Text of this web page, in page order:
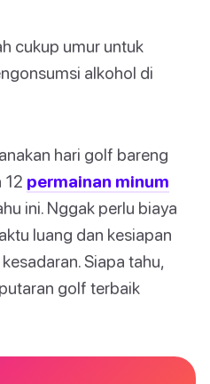
cukup umur untuk
alkohol di
hari golf bareng
12 permainan minum
ini. Nggak perlu biaya
luang dan kesiapan
Siapa tahu,
golf terbaik